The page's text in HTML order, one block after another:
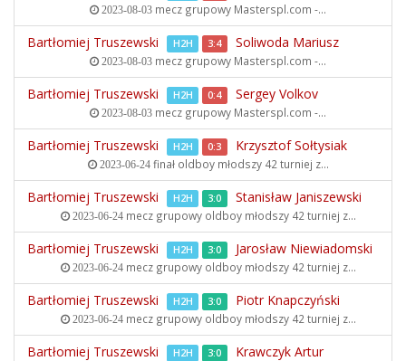
2023-08-03 mecz grupowy Masterspl.com -...
Bartłomiej Truszewski H2H 3:4 Soliwoda Mariusz
2023-08-03 mecz grupowy Masterspl.com -...
Bartłomiej Truszewski H2H 0:4 Sergey Volkov
2023-08-03 mecz grupowy Masterspl.com -...
Bartłomiej Truszewski H2H 0:3 Krzysztof Sołtysiak
2023-06-24finał oldboy młodszy 42 turniej z...
Bartłomiej Truszewski H2H 3:0 Stanisław Janiszewski
2023-06-24mecz grupowy oldboy młodszy 42 turniej z...
Bartłomiej Truszewski H2H 3:0 Jarosław Niewiadomski
2023-06-24mecz grupowy oldboy młodszy 42 turniej z...
Bartłomiej Truszewski H2H 3:0 Piotr Knapczyński
2023-06-24mecz grupowy oldboy młodszy 42 turniej z...
Bartłomiej Truszewski H2H 3:0 Krawczyk Artur